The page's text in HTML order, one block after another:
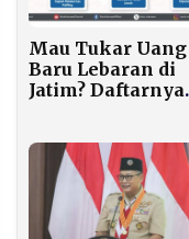
Mau Tukar Uang
Baru Lebaran di
Jatim? Daftarnya
Kehabisan Kuota